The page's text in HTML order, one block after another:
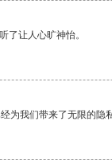
了让人心旷神怡。
为我们带来了无限的隐